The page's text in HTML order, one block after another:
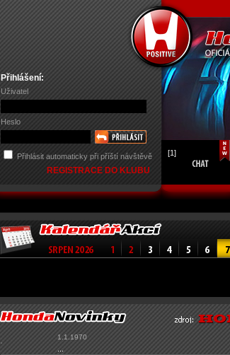
Přihlášení:
Uživatel
Heslo
Přihlásit automaticky při příští návštěvě
REGISTRACE DO KLUBU
[1]
1.1.1970